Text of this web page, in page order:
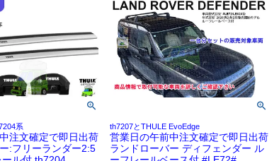
系
注文確定で即日出荷
:フリーランダー2:5
th7207とTHULE EvoEdge
営業日の午前中注文確定で即日出荷
ランドローバー ディフェンダー ル